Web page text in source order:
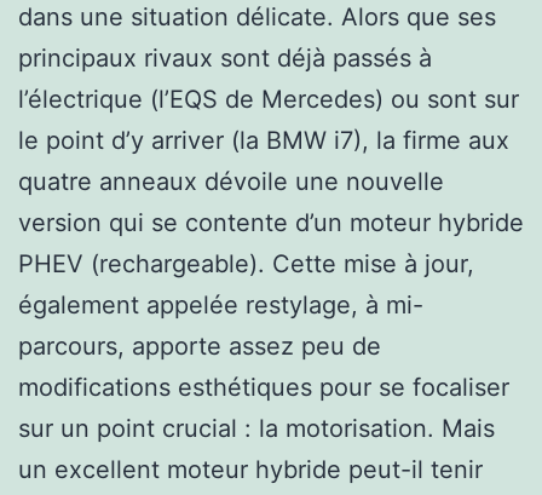
dans une situation délicate. Alors que ses
principaux rivaux sont déjà passés à
l’électrique (l’EQS de Mercedes) ou sont sur
le point d’y arriver (la BMW i7), la firme aux
quatre anneaux dévoile une nouvelle
version qui se contente d’un moteur hybride
PHEV (rechargeable). Cette mise à jour,
également appelée restylage, à mi-
parcours, apporte assez peu de
modifications esthétiques pour se focaliser
sur un point crucial : la motorisation. Mais
un excellent moteur hybride peut-il tenir